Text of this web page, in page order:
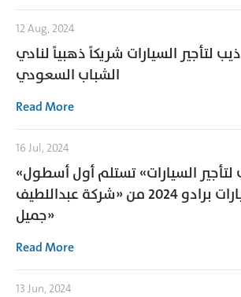
12 Aug, 2024
ذيب لتأجير السيارات شريكاً ذهبياً لنادي
الشباب السعودي
Read More
16 Jul, 2024
«ذيب لتأجير السيارات» تستلم أول أسطول
سيارات برادو 2024 من «شركة عبداللطيف
جميل»
Read More
13 Jun, 2024